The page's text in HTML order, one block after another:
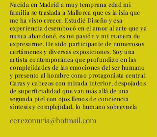
Nacida en Madrid a muy temprana edad mi
familia se traslada a Mallorca que es la isla que
me ha visto crecer. Estudié Diseño y ésa
experiencia desembocó en el amor al arte que ya
nunca abandoné, es mi pasión y mi manera de
expresarme. He sido participante de numerosos
certámenes y diversas exposiciones. Soy una
artista contemporánea que profundizo en las
complejidades de las emociones del ser humano
y presento al hombre como protagonista central.
Caras y cabezas con mirada interior, despojados
de superficialidad que van más allá de una
segunda piel con ojos llenos de conciencia
síntesis y complejidad, lo humano sobrevuela
cerezonuria@hotmail.com